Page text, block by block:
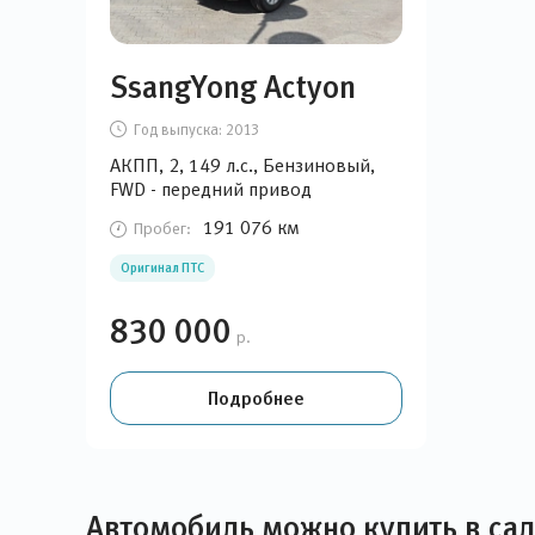
SsangYong Actyon
Год выпуска: 2013
АКПП, 2, 149 л.с., Бензиновый,
FWD - передний привод
Пробег: 191 076 км
Оригинал ПТС
830 000 р.
Подробнее
Автомобиль можно купить в